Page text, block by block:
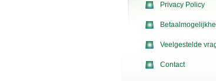
Privacy Policy
Veelgestelde
Contact